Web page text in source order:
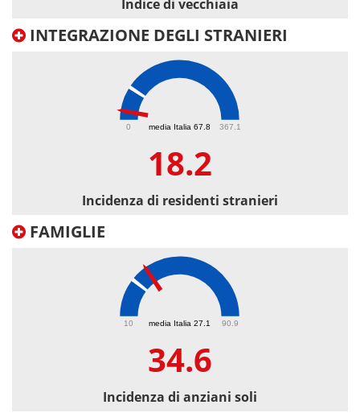
Indice di vecchiaia
INTEGRAZIONE DEGLI STRANIERI
media Italia 67.8
0 367.1
18.2
Incidenza di residenti stranieri
FAMIGLIE
media Italia 27.1
10 90.9
34.6
Incidenza di anziani soli